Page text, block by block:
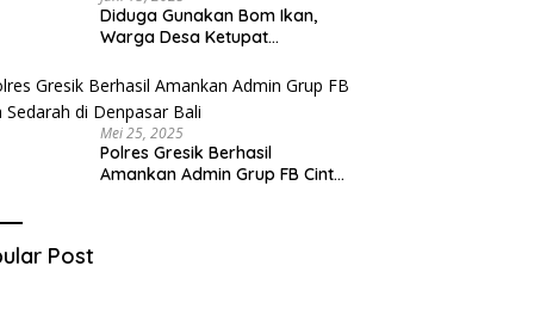
Diduga Gunakan Bom Ikan,
Warga Desa Ketupat
Pidana
Mei 25, 2025
Polres Gresik Berhasil
Amankan Admin Grup FB Cinta
Post